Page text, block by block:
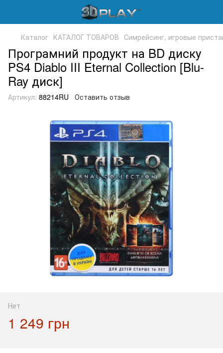
Каталог КАТАЛОГ ТОВАРОВ Симрейсинг, игровые
Програмний продукт на BD диску
PS4 Diablo III Eternal Collection [Blu-
Ray диск]
Артикул: 88214RU Оставить отзыв
Нет
1 249 грн